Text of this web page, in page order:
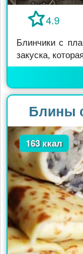
4.9
Блинчики с
закуска,
Блины
163 ккал